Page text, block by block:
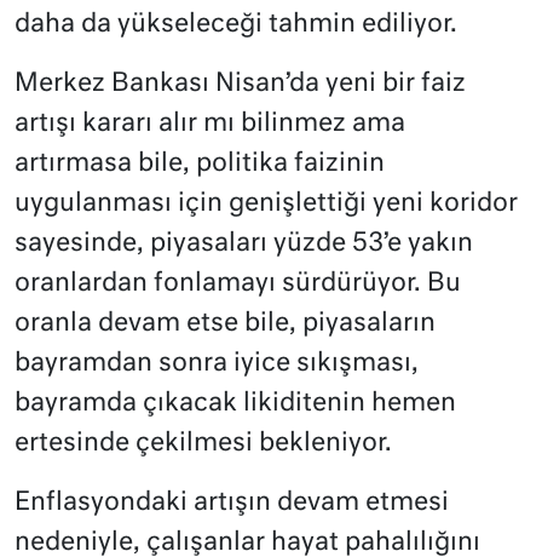
daha da yükseleceği tahmin ediliyor.
Merkez Bankası Nisan’da yeni bir faiz
artışı kararı alır mı bilinmez ama
artırmasa bile, politika faizinin
uygulanması için genişlettiği yeni koridor
sayesinde, piyasaları yüzde 53’e yakın
oranlardan fonlamayı sürdürüyor. Bu
oranla devam etse bile, piyasaların
bayramdan sonra iyice sıkışması,
bayramda çıkacak likiditenin hemen
ertesinde çekilmesi bekleniyor.
Enflasyondaki artışın devam etmesi
nedeniyle, çalışanlar hayat pahalılığını